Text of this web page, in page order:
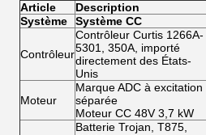
Article
Description
Système
Système CC
Contrôleur
Contrôleur Curtis 1266A-
5301, 350A, importé
directement des États-
Unis
Moteur
Marque ADC à excitation
séparée
Moteur CC 48V 3,7 kW
Batterie Trojan, T875,